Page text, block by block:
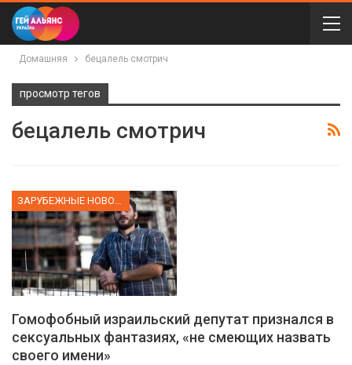
Домашняя бецалель смотрич
просмотр тегов
бецалель смотрич
Гомофобный израильский депутат признался в
сексуальных фантазиях, «не смеющих назвать
своего имени»